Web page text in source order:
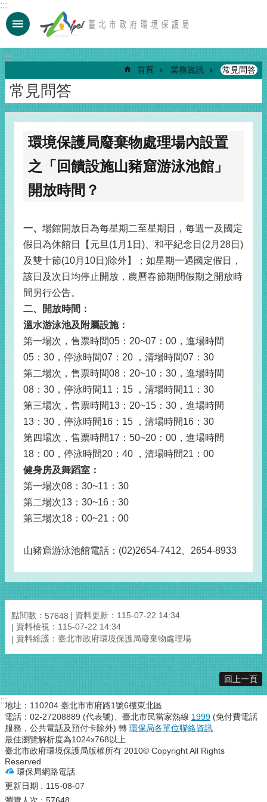
跳到主要內容區塊
:::
:::
首頁 業務資訊 常見問答
常見問答
環境保護局廢棄物處理場內設置
之「回饋設施山豬窟游泳池館」
開放時間？
一、 場館開放日為每星期二至星期日，每週一及國定
假日為休館日【元旦(1月1日)、和平紀念日(2月28日)
及雙十節(10月10日)除外】；如星期一遇國定假日，
該日及次日均停止開放，農曆春節期間假期之開放時
間另行公告。
二、開放時間：
溫水游泳池及附屬設施：
第一場次，售票時間05：20~07：00，進場時間
05：30，停泳時間07：20 ，清場時間07：30
第二場次，售票時間08：20~10：30，進場時間
08：30，停泳時間11：15 ，清場時間11：30
第三場次，售票時間13：20~15：30，進場時間
13：30，停泳時間16：15 ，清場時間16：30
第四場次，售票時間17：50~20：00，進場時間
18：00，停泳時間20：40 ，清場時間21：00
健身房及舞蹈室：
第一場次08：30~11：30
第二場次13：30~16：30
第三場次18：00~21：00
山豬窟游泳池館電話：(02)2654-7412、2654-8933
點閱數： 57648
資料更新：115-07-22 14:34
資料檢視：115-07-22 14:34
資料維護：臺北市政府環境保護局廢棄物處理場
回上一頁
:::地址：110204 臺北市市府路1號6樓東北區
電話：02-27208889 (代表號)、臺北市民當家熱線 1999 (免付費電話
服務，公共電話及預付卡除外) 轉 環保局各單位聯絡資訊
最佳瀏覽解析度為1024x768以上
臺北市政府環境保護局版權所有 2010© Copyright All Rights
Reserved
環保局網路電話
更新日期
115-08-07